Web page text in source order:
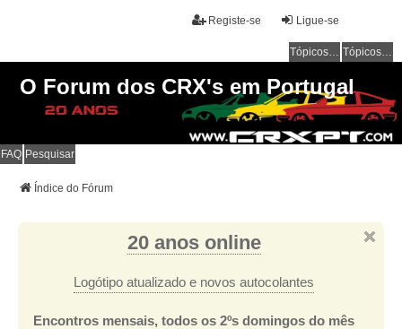
Ligue-se
Registe-se
Tópicos sem resposta Tópicos ativos
O Forum dos CRX's em Portugal
FAQ Pesquisar
Índice do Fórum
20 anos online
Logótipo atualizado e novos autocolantes
Encontros mensais, todos os 2ºs domingos do mês